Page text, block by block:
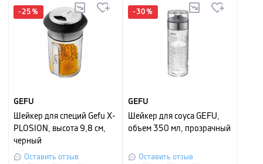
-25 %
GEFU
Шейкер для специй Gefu X-
PLOSION, высота 9,8 см,
черный
Оставить отзыв
-30 %
GEFU
Шейкер для соуса GEFU,
объем 350 мл, прозрачный
Оставить отзыв